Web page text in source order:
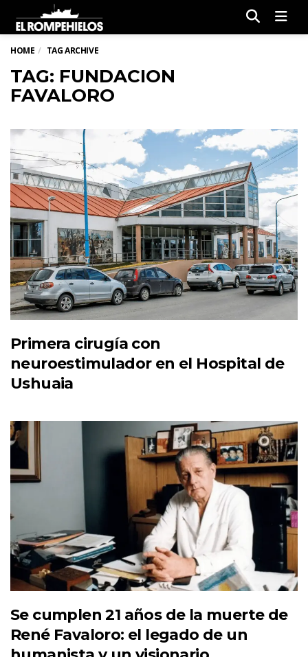
HOME TAG ARCHIVE
TAG: FUNDACION
FAVALORO
Primera cirugía con
neuroestimulador en el Hospital de
Ushuaia
Se cumplen 21 años de la muerte de
René Favaloro: el legado de un